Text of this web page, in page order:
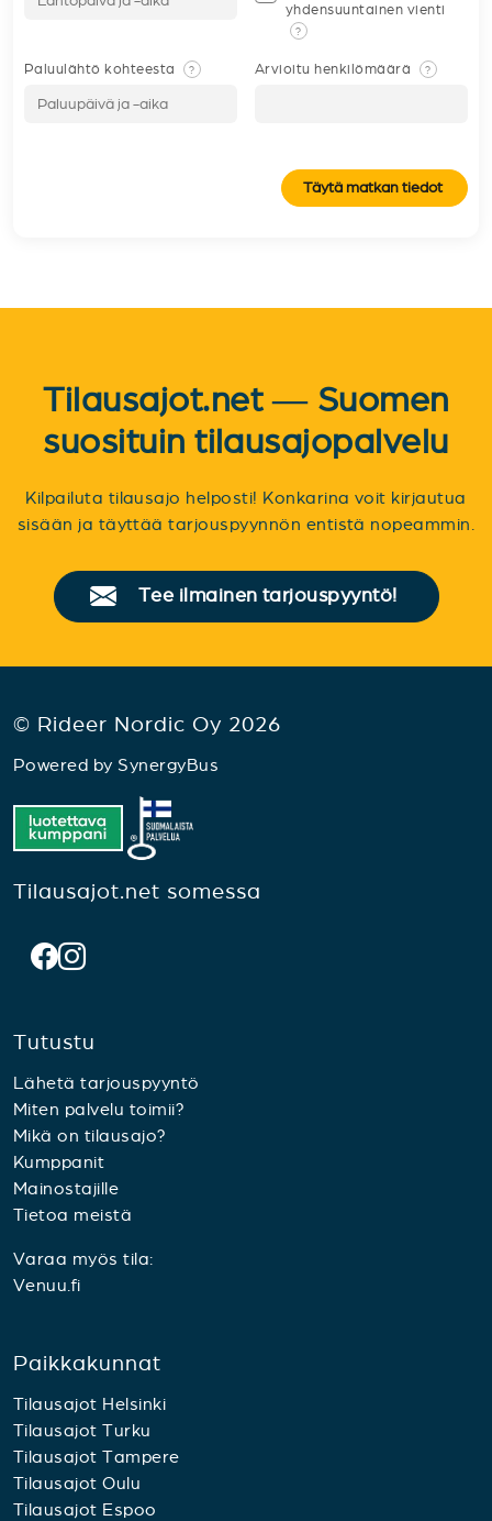
yhdensuuntainen vienti
?
Paluulähtö kohteesta ? Arvioitu henkilömäärä ?
Täytä matkan tiedot
Tilausajot.net — Suomen
suosituin tilausajopalvelu
Kilpailuta tilausajo helposti! Konkarina voit kirjautua
sisään ja täyttää tarjouspyynnön entistä nopeammin.
Tee ilmainen tarjouspyyntö!
© Rideer Nordic Oy 2026
Powered by SynergyBus
Tilausajot.net somessa
Tutustu
Lähetä tarjouspyyntö
Miten palvelu toimii?
Mikä on tilausajo?
Kumppanit
Mainostajille
Tietoa meistä
Varaa myös tila:
Venuu.fi
Paikkakunnat
Tilausajot Helsinki
Tilausajot Turku
Tilausajot Tampere
Tilausajot Oulu
Tilausajot Espoo